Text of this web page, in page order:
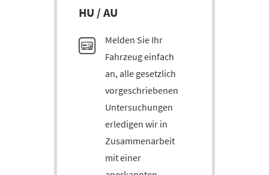
HU / AU
Melden Sie Ihr
Fahrzeug einfach
an, alle gesetzlich
vorgeschriebenen
Untersuchungen
erledigen wir in
Zusammenarbeit
mit einer